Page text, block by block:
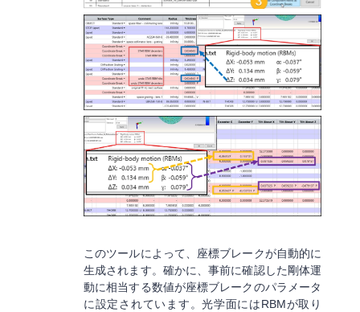
このツールによって、座標ブレークが自動的に
生成されます。確かに、事前に確認した剛体運
動に相当する数値が座標ブレークのパラメータ
に設定されています。光学面にはRBMが取り